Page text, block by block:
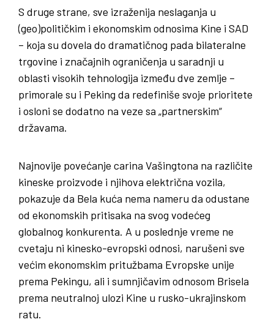
S druge strane, sve izraženija neslaganja u
(geo)političkim i ekonomskim odnosima Kine i SAD
– koja su dovela do dramatičnog pada bilateralne
trgovine i značajnih ograničenja u saradnji u
oblasti visokih tehnologija između dve zemlje –
primorale su i Peking da redefiniše svoje prioritete
i osloni se dodatno na veze sa „partnerskim“
državama.
Najnovije povećanje carina Vašingtona na različite
kineske proizvode i njihova električna vozila,
pokazuje da Bela kuća nema nameru da odustane
od ekonomskih pritisaka na svog vodećeg
globalnog konkurenta. A u poslednje vreme ne
cvetaju ni kinesko-evropski odnosi, narušeni sve
većim ekonomskim pritužbama Evropske unije
prema Pekingu, ali i sumnjičavim odnosom Brisela
prema neutralnoj ulozi Kine u rusko-ukrajinskom
ratu.